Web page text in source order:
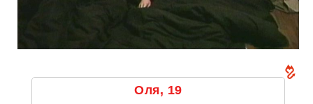
Оля, 19